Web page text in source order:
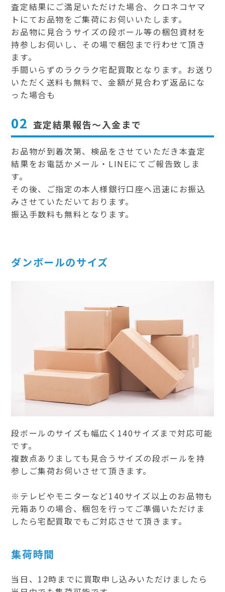
査定結果にご満足いただけた場合、クロネコヤマ
トにてお品物をご集荷にお伺いいたします。
お品物に見合うサイズの段ボール等の梱包資材を
持参しお伺いし、その場で梱包まで行わせて頂き
ます。
手間いらずのラクラク宅配買取となります。お送り
いただく送料も無料で、金額が見合わず返品にな
った場合も
02 査定結果報告～入金まで
お品物が到着次第、検品をさせていただき本査定
結果をお電話かメール・LINEにてご報告致しま
す。
その後、ご指定の本人様銀行口座へ迅速にお振込
みさせていただいております。
振込手数料も無料となります。
ダンボールのサイズ
段ボールのサイズも幅広く140サイズまで対応可能
です。
複数点ありましても見合うサイズの段ボールを持
参しご集荷お伺いさせて頂きます。
※テレビやモニターなど140サイズ以上のお品物も
元箱ありの場合、梱包を行ってご準備いただけま
したら宅配買取でもご対応させて頂きます。
集荷時間
当日、12時までに買取申し込みいただけましたら